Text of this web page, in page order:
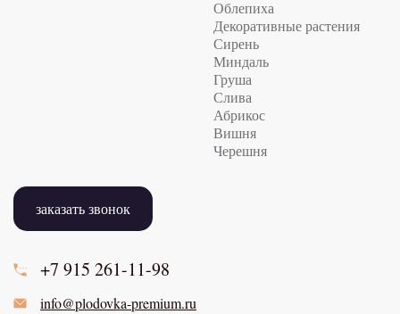
Облепиха
Декоративные растения
Сирень
Миндаль
Груша
Слива
Абрикос
Вишня
Черешня
заказать звонок
+7 915 261-11-98
info@plodovka-premium.ru